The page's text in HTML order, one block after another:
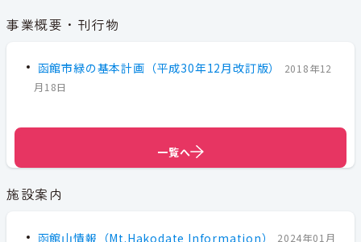
事業概要・刊行物
函館市緑の基本計画（平成30年12月改訂版）
2018年12
月18日
一覧へ
一覧へ
施設案内
函館山情報（Mt.Hakodate Information）
2024年01月